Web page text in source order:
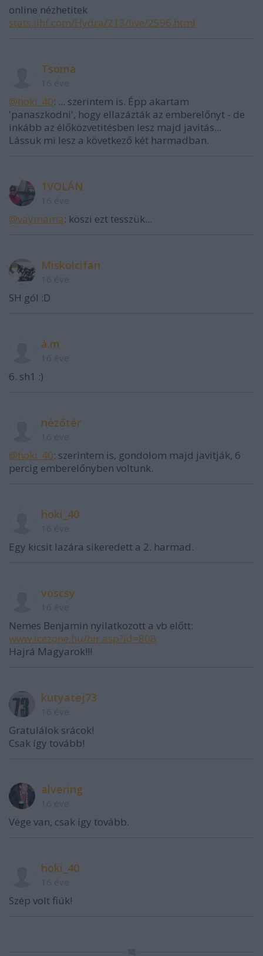
online nézhetitek
stats.iihf.com/Hydra/213/live/2596.html
Tsoma
@hoki_40: ... szerintem is. Épp akartam
'panaszkodni', hogy ellazázták az emberelőnyt - de
inkább az élőközvetitésben lesz majd javitás...
Lássuk mi lesz a következő két harmadban.
1VOLÁN
@vaymama: köszi ezt tesszük...
Miskolcifan
SH gól :D
á.m
6. sh1 :)
nézőtér
@hoki_40: szerintem is, gondolom majd javitják, 6
percig emberelőnyben voltunk.
hoki_40
Egy kicsit lazára sikeredett a 2. harmad.
voscsy
Nemes Benjamin nyilatkozott a vb előtt:
www.icezone.hu/hir.asp?id=808
Hajrá Magyarok!!!
kutyatej73
Gratulálok srácok!
Csak így tovább!
alvering
Vége van, csak így tovább.
hoki_40
Szép volt fiúk!